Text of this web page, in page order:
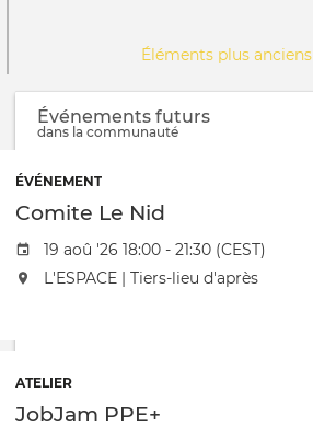
Éléments plus anciens
Événements futurs
dans la communauté
ÉVÉNEMENT
Comite Le Nid
Date de l'évênement
19 aoû '26 18:00 - 21:30 (CEST)
L'événement aura lieu au / à
L'ESPACE | Tiers-lieu d'après
ATELIER
JobJam PPE+